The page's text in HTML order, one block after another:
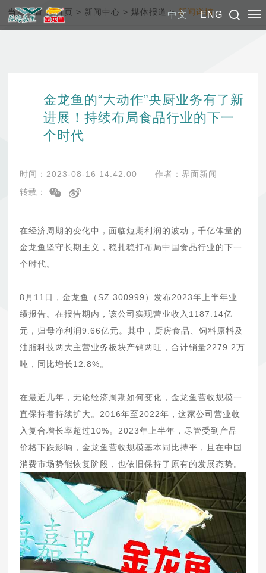
中文 ENG
当前位置：首页 > 新闻中心 > 媒体报道 > 新闻详情
金龙鱼的“大动作”央厨业务有了新
进展！持续布局食品行业的下一
个时代
时间：2023-08-16 14:42:00
作者：界面新闻
转载：
在经济周期的变化中，面临短期利润的波动，千亿体量的
金龙鱼坚守长期主义，稳扎稳打布局中国食品行业的下一
个时代。
8月11日，金龙鱼（SZ 300999）发布2023年上半年业
绩报告。在报告期内，该公司实现营业收入1187.14亿
元，归母净利润9.66亿元。其中，厨房食品、饲料原料及
油脂科技两大主营业务板块产销两旺，合计销量2279.2万
吨，同比增长12.8%。
在最近几年，无论经济周期如何变化，金龙鱼营收规模一
直保持着持续扩大。2016年至2022年，这家公司营业收
入复合增长率超过10%。2023年上半年，尽管受到产品
价格下跌影响，金龙鱼营收规模基本同比持平，且在中国
消费市场势能恢复阶段，也依旧保持了原有的发展态势。